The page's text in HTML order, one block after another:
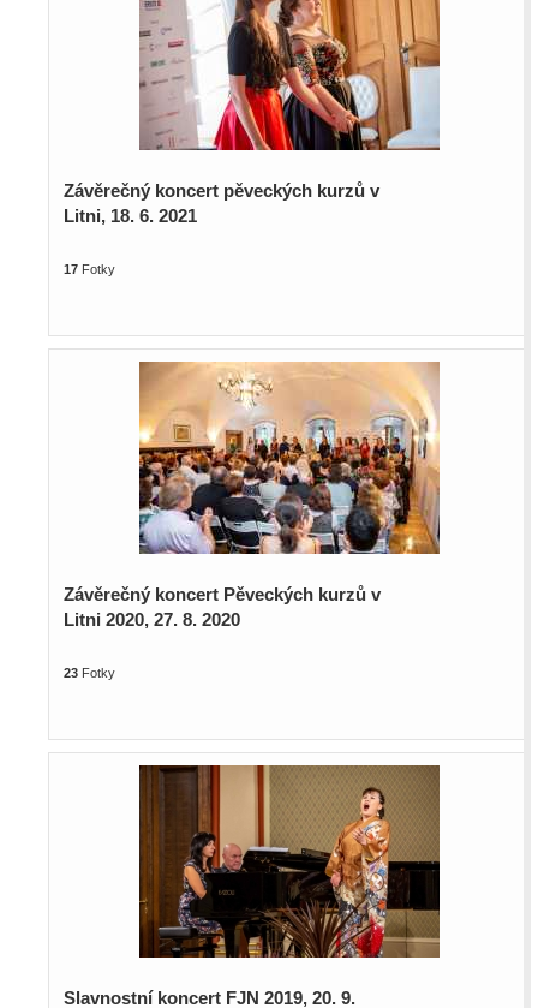
Závěrečný koncert pěveckých kurzů v
Litni, 18. 6. 2021
17Fotky
Závěrečný koncert Pěveckých kurzů v
Litni 2020, 27. 8. 2020
23Fotky
Slavnostní koncert FJN 2019, 20. 9.